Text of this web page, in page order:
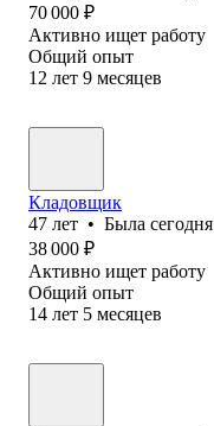
70 000 ₽
Активно ищет работу
Общий опыт
12 лет 9 месяцев
Кладовщик
47 лет • Была сегодня
38 000 ₽
Активно ищет работу
Общий опыт
14 лет 5 месяцев